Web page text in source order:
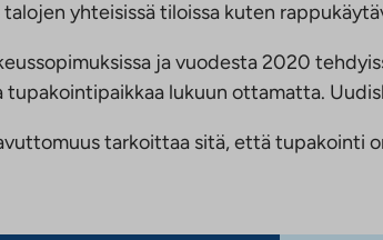
yhteisissä tiloissa kuten
ja vuodesta 2020
lukuun ottamatta.
tarkoittaa sitä, että tupakointi